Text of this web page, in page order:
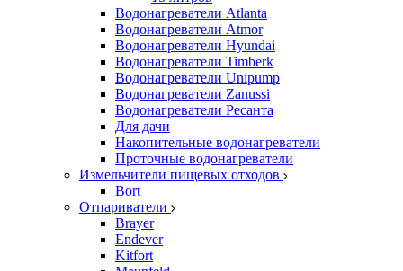
Водонагреватели Atlanta
Водонагреватели Atmor
Водонагреватели Hyundai
Водонагреватели Timberk
Водонагреватели Unipump
Водонагреватели Zanussi
Водонагреватели Ресанта
Для дачи
Накопительные водонагреватели
Проточные водонагреватели
Измельчители пищевых отходов
Bort
Отпариватели
Brayer
Endever
Kitfort